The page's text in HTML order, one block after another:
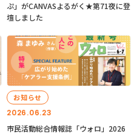
ぷ」がCANVASよるがく★第71夜に登
壇しました
2026.06.23
お知らせ
市民活動総合情報誌「ウォロ」2026